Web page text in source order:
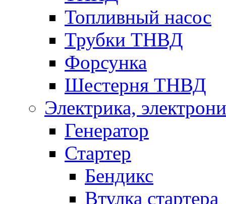
Топливный насос
Трубки ТНВД
Форсунка
Шестерня ТНВД
Электрика,
Генератор
Стартер
Бендикс
Втулка стартера